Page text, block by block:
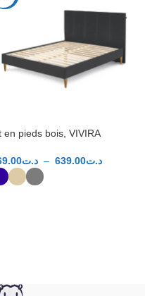
en pieds bois, VIVIRA
د.ت – د.ت639.00